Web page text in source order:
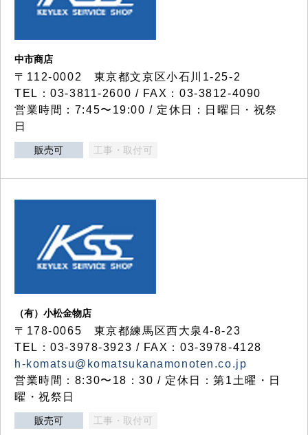
中市商店
〒112-0002 東京都文京区小石川1-25-2
TEL：03-3811-2600 / FAX：03-3812-4090
営業時間：7:45〜19:00 / 定休日：日曜日・祝祭
日
販売可 工事・取付可
（有）小松金物店
〒178-0065 東京都練馬区西大泉4-8-23
TEL：03-3978-3923 / FAX：03-3978-4128
h-komatsu@komatsukanamonoten.co.jp
営業時間：8:30〜18：30 / 定休日：第1土曜・日
曜・祝祭日
販売可 工事・取付可